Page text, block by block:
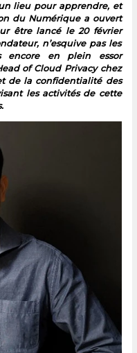
lieu pour apprendre, et
du Numérique a ouvert
être lancé le 20 février
n’esquive pas les
en plein essor
of Cloud Privacy chez
de la confidentialité des
les activités de cette